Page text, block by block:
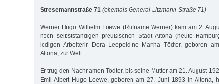
Stresemannstraße 71 (ehemals General-Litzmann-Straße 71)
Werner Hugo Wilhelm Loewe (Rufname Werner) kam am 2.
noch selbstständigen preußischen Stadt Altona (heute
ledigen Arbeiterin Dora Leopoldine Martha Tödter, geboren
Altona, zur Welt.
Er trug den Nachnamen Tödter, bis seine Mutter am 21. August
Emil Albert Hugo Loewe, geboren am 27. Juni 1893 in Altona,